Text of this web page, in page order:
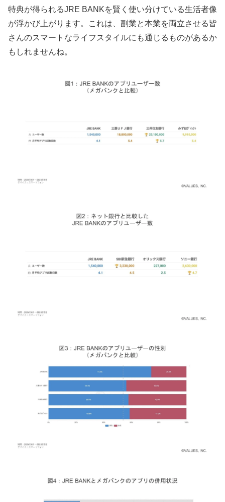
特典が得られるJRE BANKを賢く使い分けている生活者像
が浮かび上がります。これは、副業と本業を両立させる皆
さんのスマートなライフスタイルにも通じるものがあるか
もしれませんね。